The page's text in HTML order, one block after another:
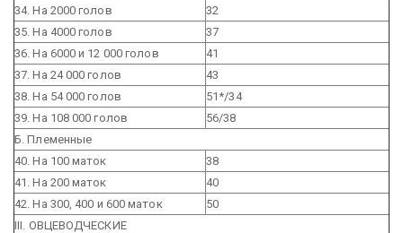
34. На 2000 голов
32
35. На 4000 голов
37
36. На 6000 и 12 000 голов
41
37. На 24 000 голов
43
38. На 54 000 голов
51*/34
39. На 108 000 голов
56/38
Б. Племенные
40. На 100 маток
38
41. На 200 маток
40
42. На 300, 400 и 600 маток
50
III. ОВЦЕВОДЧЕСКИЕ